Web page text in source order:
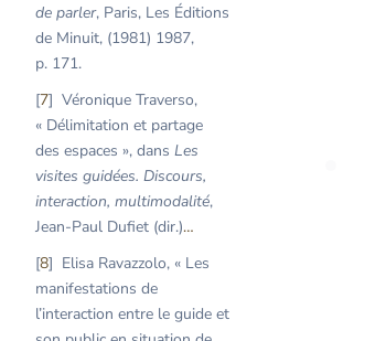
de parler, Paris, Les Éditions
de Minuit, (1981) 1987,
p. 171.
7
Véronique Traverso,
« Délimitation et partage
des espaces », dans Les
visites guidées. Discours,
interaction, multimodalité,
Jean-Paul Dufiet (dir.)…
8
Elisa Ravazzolo, « Les
manifestations de
l’interaction entre le guide et